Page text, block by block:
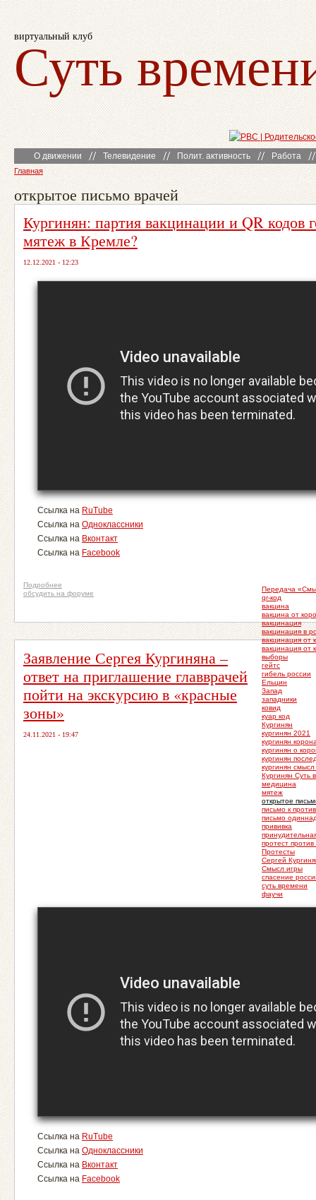
виртуальный клуб
Суть
О движении Телевидение Полит. активность Работа
Главная
открытое письмо врачей
Кургинян: партия вакцинации и QR кодов
мятеж в Кремле?
12.12.2021 - 12:23
Ссылка на RuTube
Ссылка на Одноклассники
Ссылка на Вконтакт
Ссылка на Facebook
Передача
qr-код
вакцина
вакцина от
вакцинация
вакцинация в
вакцинация от
вакцинация от
выборы
гейтс
гибель россии
Ельцин
Запад
западники
ковид
куар код
Кургинян
кургинян 2021
кургинян
кургинян о
кургинян
кургинян
Кургинян Суть
медицина
мятеж
открытое
письмо к
письмо
прививка
протест
Протесты
Сергей
Смысл игры
спасение
суть времени
фаучи
Подробнее
обсудить на форуме
Заявление Сергея Кургиняна –
ответ на приглашение главврачей
пойти на экскурсию в «красные
зоны»
24.11.2021 - 19:47
Ссылка на RuTube
Ссылка на Одноклассники
Ссылка на Вконтакт
Ссылка на Facebook